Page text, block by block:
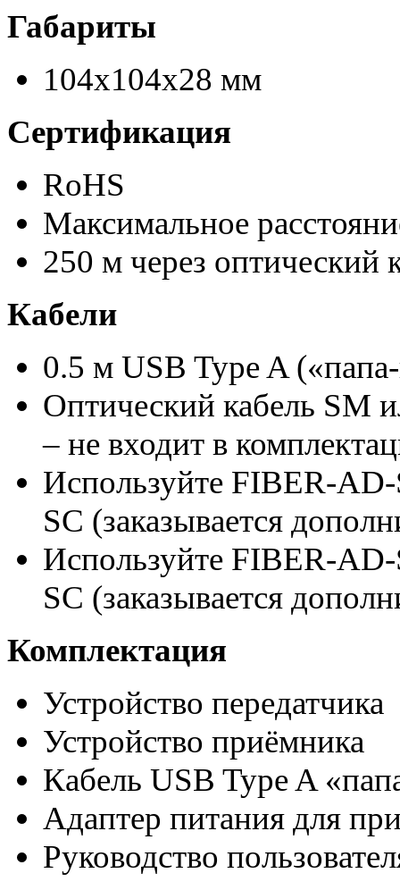
Габариты
104x104x28 мм
Сертификация
RoHS
Максимальное
250 м через оптический
Кабели
0.5 м USB Type A
Оптический кабель SM
– не входит в
Используйте FIBER-
SC (заказывается
Используйте FIBER-
SC (заказывается
Комплектация
Устройство передатчика
Устройство приёмника
Кабель USB Type A
Адаптер питания для
Руководство